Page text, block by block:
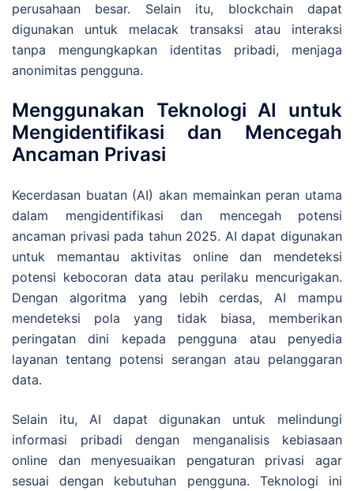
perusahaan besar. Selain itu, blockchain dapat
digunakan untuk melacak transaksi atau interaksi
tanpa mengungkapkan identitas pribadi, menjaga
anonimitas pengguna.
Menggunakan Teknologi AI untuk
Mengidentifikasi dan Mencegah
Ancaman Privasi
Kecerdasan buatan (AI) akan memainkan peran utama
dalam mengidentifikasi dan mencegah potensi
ancaman privasi pada tahun 2025. AI dapat digunakan
untuk memantau aktivitas online dan mendeteksi
potensi kebocoran data atau perilaku mencurigakan.
Dengan algoritma yang lebih cerdas, AI mampu
mendeteksi pola yang tidak biasa, memberikan
peringatan dini kepada pengguna atau penyedia
layanan tentang potensi serangan atau pelanggaran
data.
Selain itu, AI dapat digunakan untuk melindungi
informasi pribadi dengan menganalisis kebiasaan
online dan menyesuaikan pengaturan privasi agar
sesuai dengan kebutuhan pengguna. Teknologi ini